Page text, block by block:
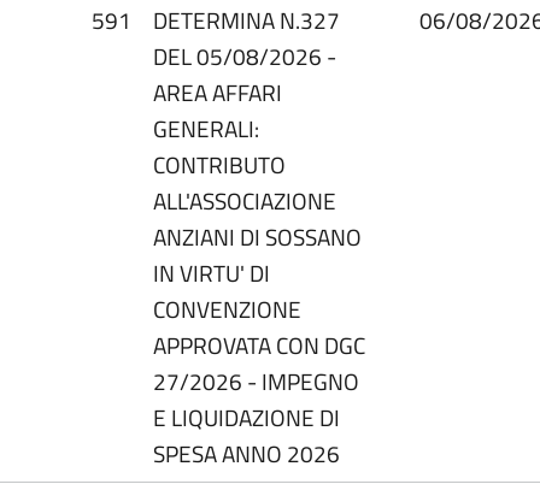
591
DETERMINA N.327
DEL 05/08/2026 -
AREA AFFARI
GENERALI:
CONTRIBUTO
ALL'ASSOCIAZIONE
ANZIANI DI SOSSANO
IN VIRTU' DI
CONVENZIONE
APPROVATA CON DGC
27/2026 - IMPEGNO
E LIQUIDAZIONE DI
SPESA ANNO 2026
06/08/